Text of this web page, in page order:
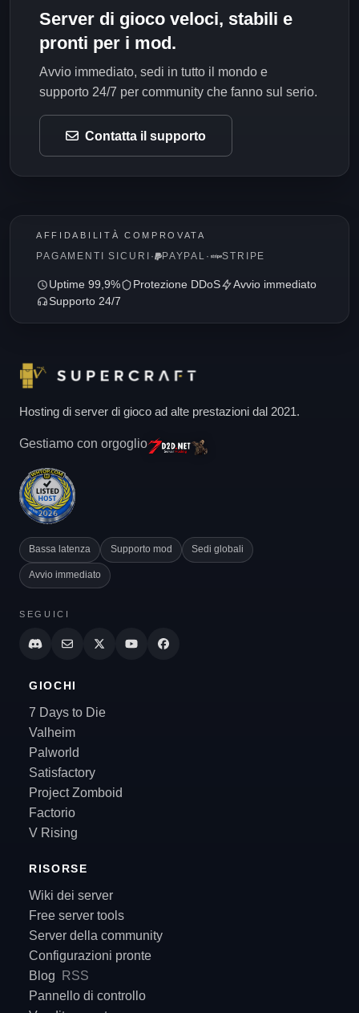
Server di gioco veloci, stabili e
pronti per i mod.
Avvio immediato, sedi in tutto il mondo e
supporto 24/7 per community che fanno sul serio.
Contatta il supporto
AFFIDABILITÀ COMPROVATA
PAGAMENTI SICURI · PAYPAL · STRIPE
Uptime 99,9% Protezione DDoS
Avvio immediato
Supporto 24/7
Hosting di server di gioco ad alte prestazioni dal 2021.
Gestiamo con orgoglio
Bassa latenza Supporto mod Sedi globali
Avvio immediato
SEGUICI
GIOCHI
7 Days to Die
Valheim
Palworld
Satisfactory
Project Zomboid
Factorio
V Rising
RISORSE
Wiki dei server
Free server tools
Server della community
Configurazioni pronte
Blog
RSS
Pannello di controllo